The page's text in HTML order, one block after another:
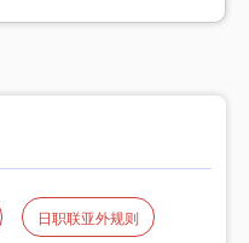
日职联亚外规则